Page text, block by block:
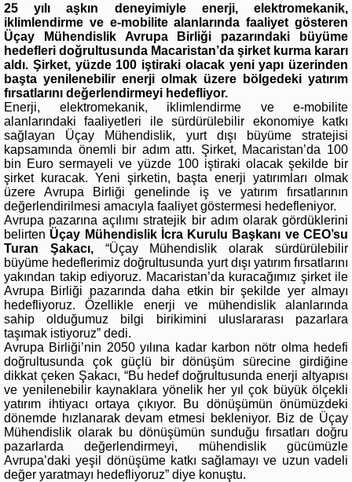
25 yılı aşkın deneyimiyle enerji, elektromekanik,
iklimlendirme ve e-mobilite alanlarında faaliyet gösteren
Üçay Mühendislik Avrupa Birliği pazarındaki büyüme
hedefleri doğrultusunda Macaristan’da şirket kurma kararı
aldı. Şirket, yüzde 100 iştiraki olacak yeni yapı üzerinden
başta yenilenebilir enerji olmak üzere bölgedeki yatırım
fırsatlarını değerlendirmeyi hedefliyor.
Enerji, elektromekanik, iklimlendirme ve e-mobilite
alanlarındaki faaliyetleri ile sürdürülebilir ekonomiye katkı
sağlayan Üçay Mühendislik, yurt dışı büyüme stratejisi
kapsamında önemli bir adım attı. Şirket, Macaristan’da 100
bin Euro sermayeli ve yüzde 100 iştiraki olacak şekilde bir
şirket kuracak. Yeni şirketin, başta enerji yatırımları olmak
üzere Avrupa Birliği genelinde iş ve yatırım fırsatlarının
değerlendirilmesi amacıyla faaliyet göstermesi hedefleniyor.
Avrupa pazarına açılımı stratejik bir adım olarak gördüklerini
belirten Üçay Mühendislik İcra Kurulu Başkanı ve CEO’su
Turan Şakacı,“Üçay Mühendislik olarak sürdürülebilir
büyüme hedeflerimiz doğrultusunda yurt dışı yatırım fırsatlarını
yakından takip ediyoruz. Macaristan’da kuracağımız şirket ile
Avrupa Birliği pazarında daha etkin bir şekilde yer almayı
hedefliyoruz. Özellikle enerji ve mühendislik alanlarında
sahip olduğumuz bilgi birikimini uluslararası pazarlara
taşımak istiyoruz” dedi.
Avrupa Birliği’nin 2050 yılına kadar karbon nötr olma hedefi
doğrultusunda çok güçlü bir dönüşüm sürecine girdiğine
dikkat çeken Şakacı, “Bu hedef doğrultusunda enerji altyapısı
ve yenilenebilir kaynaklara yönelik her yıl çok büyük ölçekli
yatırım ihtiyacı ortaya çıkıyor. Bu dönüşümün önümüzdeki
dönemde hızlanarak devam etmesi bekleniyor. Biz de Üçay
Mühendislik olarak bu dönüşümün sunduğu fırsatları doğru
pazarlarda değerlendirmeyi, mühendislik gücümüzle
Avrupa’daki yeşil dönüşüme katkı sağlamayı ve uzun vadeli
değer yaratmayı hedefliyoruz” diye konuştu.